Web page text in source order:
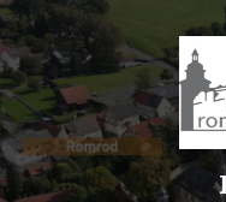
Skip
to
content
Skip
to
main
navigation
Skip
to
footer